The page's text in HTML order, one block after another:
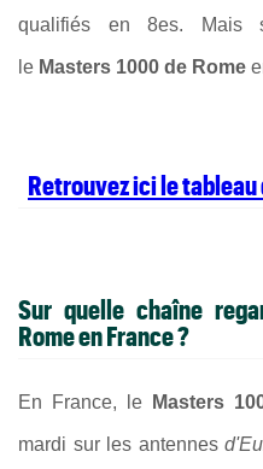
qualifiés en 8es. Mais
le Masters 1000 de Rome
Retrouvez ici le
Sur quelle chaîne
Rome en France ?
En France, le Masters
mardi sur les antennes